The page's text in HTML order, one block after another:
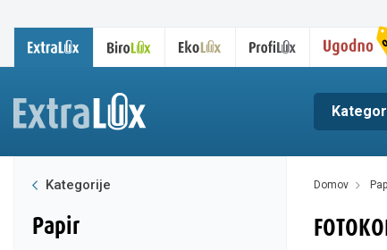
Kategorije
papir
domov